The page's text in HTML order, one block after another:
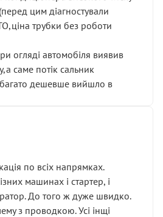
цим діагностували
трубки без роботи
огляді автомобіля виявив
саме потік сальник
дешевше вийшло в
по всіх напрямках.
машинах і стартер, і
До того ж дуже швидко.
з проводкою. Усі інщі